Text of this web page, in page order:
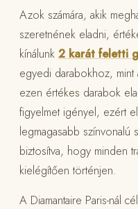
Azok számára, akik
szeretnének eladni,
kínálunk 2 karát feletti
egyedi darabokhoz, mint
ezen értékes darabok
figyelmet igényel, ezért
legmagasabb színvonalú
biztosítva, hogy minden
kielégítően történjen.
A Diamantaire Paris-nál